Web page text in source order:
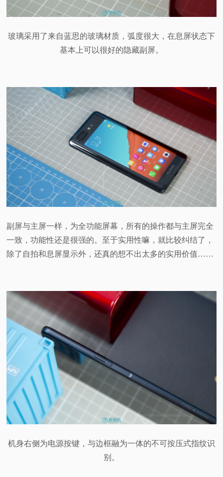
玻璃采用了来自蓝思的玻璃材质，弧度很大，在息屏状态下
基本上可以很好的隐藏副屏。
副屏与主屏一样，为全功能屏幕，所有的操作都与主屏完全
一致，功能性还是很强的。至于实用性嘛，就比较纠结了，
除了自拍和息屏显示外，还真的想不出太多的实用价值……
机身右侧为电源按键，与边框融为一体的不可按压式指纹识
别。